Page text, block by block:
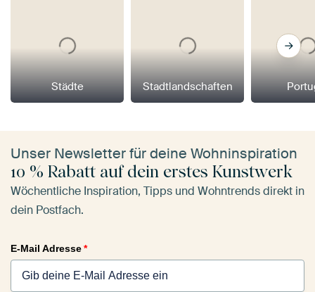
Städte Stadtlandschaften
Unser Newsletter für deine Wohninspiration
10 % Rabatt auf dein erstes Kunstwerk
Wöchentliche Inspiration, Tipps und Wohntrends direkt in
dein Postfach.
E-Mail Adresse*